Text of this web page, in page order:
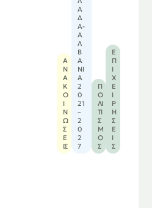
Α
Ν
Α
Κ
Ο
Ι
Ν
Ώ
Σ
Ε
ΙΣ
Ά
Δ
Α-
Α
Λ
Β
Α
ΝΊ
Α
2
0
21
–
2
0
2
7
Π
Ο
ΛΙ
ΤΙ
Σ
Μ
Ό
Σ
Ε
Π
Ι
Χ
Ε
Ι
Ρ
Ή
Σ
Ε
Ι
Σ